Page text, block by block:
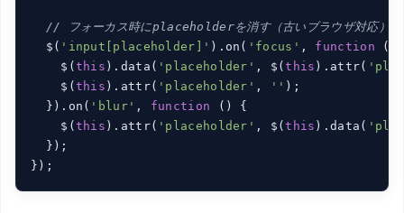
// フォーカス時にplaceholderを消す（古いブラウザ対応）
  $(
'input[placeholder]' ).on( 'focus' , function (
    $(
this ).data( 'placeholder' , $(this ).attr(
    $(
this ).attr( 'placeholder' , '' );
  }).on(
'blur' , function ( ) {
    $(
this ).attr( 'placeholder' , $(this ).data(
  });
});